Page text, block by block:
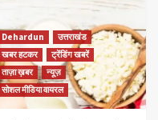
Dehardun
उत्तराखंड
खबर हटकर
ट्रेंडिंग खबरें
ताज़ा ख़बर
न्यूज़
सोशल मीडिया वायरल